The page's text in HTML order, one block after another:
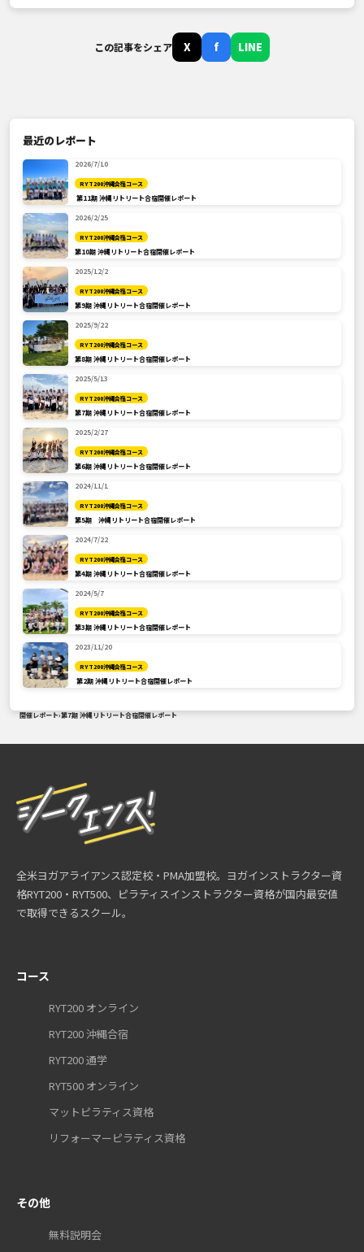
この記事をシェア X f LINE
最近のレポート
2026/7/10
RYT200沖縄合宿コース
第11期 沖縄リトリート合宿開催レポート
2026/2/25
RYT200沖縄合宿コース
第10期 沖縄リトリート合宿開催レポート
2025/12/2
RYT200沖縄合宿コース
第9期 沖縄リトリート合宿開催レポート
2025/9/22
RYT200沖縄合宿コース
第8期 沖縄リトリート合宿開催レポート
2025/5/13
RYT200沖縄合宿コース
第7期 沖縄リトリート合宿開催レポート
2025/2/27
RYT200沖縄合宿コース
第6期 沖縄リトリート合宿開催レポート
2024/11/1
RYT200沖縄合宿コース
第5期 沖縄リトリート合宿開催レポート
2024/7/22
RYT200沖縄合宿コース
第4期 沖縄リトリート合宿開催レポート
2024/5/7
RYT200沖縄合宿コース
第3期 沖縄リトリート合宿開催レポート
2023/11/20
RYT200沖縄合宿コース
第2期 沖縄リトリート合宿開催レポート
開催レポート›第7期 沖縄リトリート合宿開催レポート
全米ヨガアライアンス認定校・PMA加盟校。ヨガインストラクター資
格RYT200・RYT500、ピラティスインストラクター資格が国内最安値
で取得できるスクール。
コース
RYT200 オンライン
RYT200 沖縄合宿
RYT200 通学
RYT500 オンライン
マットピラティス資格
リフォーマーピラティス資格
その他
無料説明会